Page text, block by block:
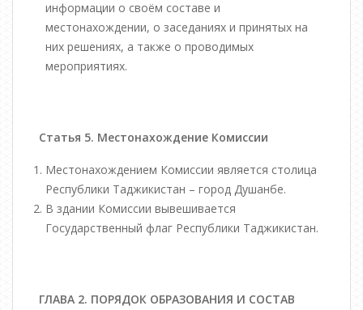
информации о своём составе и
местонахождении, о заседаниях и принятых на
них решениях, а также о проводимых
мероприятиях.
Статья 5. Местонахождение Комиссии
Местонахождением Комиссии является столица
Республики Таджикистан – город Душанбе.
В здании Комиссии вывешивается
Государственный флаг Республики Таджикистан.
ГЛАВА 2. ПОРЯДОК ОБРАЗОВАНИЯ И СОСТАВ